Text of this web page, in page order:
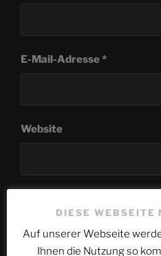
E-Mail-Adresse*
Website
Browser für meinen
DIESE WEBSEITE
Auf unserer Webseite
Ihnen die Nutzung so